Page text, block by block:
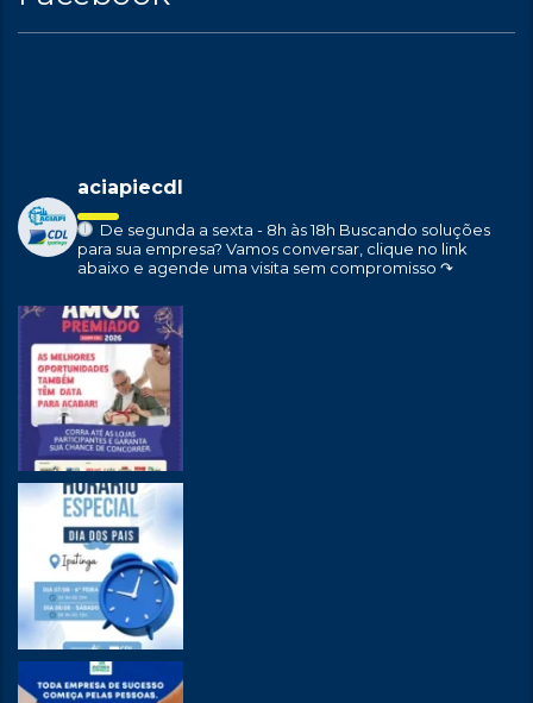
aciapiecdl
De segunda a sexta - 8h às 18h Buscando soluções
para sua empresa? Vamos conversar, clique no link
abaixo e agende uma visita sem compromisso ↷